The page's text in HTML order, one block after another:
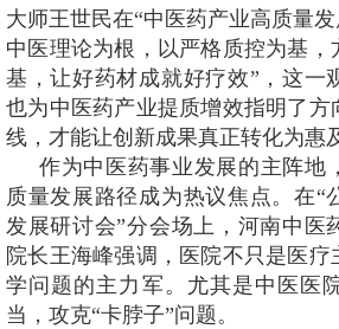
大师王世民在“中医药产业高质量
中医理论为根，以严格质控为基，
基，让好药材成就好疗效”，这一
也为中医药产业提质增效指明了方
线，才能让创新成果真正转化为惠
作为中医药事业发展的主阵地
质量发展路径成为热议焦点。在“
发展研讨会”分会场上，河南中医
院长王海峰强调，医院不只是医
学问题的主力军。尤其是中医医
当，攻克“卡脖子”问题。